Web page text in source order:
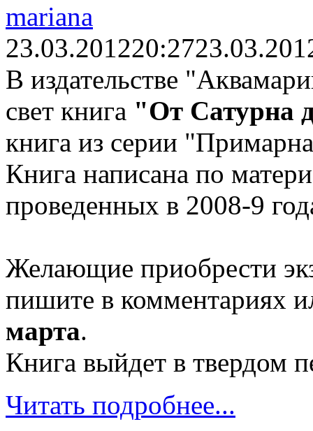
mariana
23.03.201220:27
В издательстве
свет книга "От Сатурна
книга из серии
Книга написана по
проведенных в 2008-9
Желающие приобрести
пишите в комментариях
марта.
Книга выйдет в твердом
Читать подробнее...